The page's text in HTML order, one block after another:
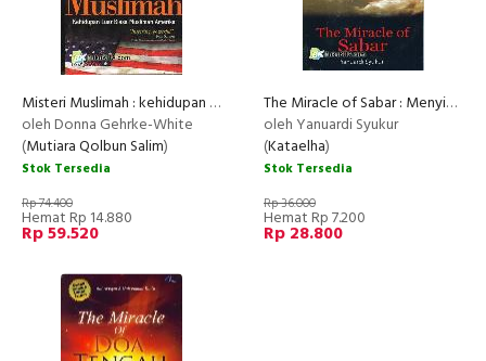
Misteri Muslimah : kehidupan Luar Biasa Muslimah Amerika
oleh Donna Gehrke-White
(Mutiara Qolbun Salim)
Stok Tersedia
Rp 74.400
Hemat Rp 14.880
Rp 59.520
The Miracle of Sabar : Menyingkap makna sabar yang sesungguhnya dan kisah mengagumkan dari orang-orang yang sabar (Ramadhan B
oleh Yanuardi Syukur
(Kataelha)
Stok Tersedia
Rp 36.000
Hemat Rp 7.200
Rp 28.800